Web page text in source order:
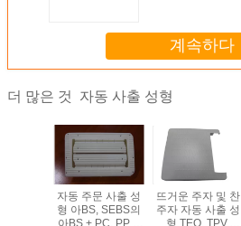
계속하다
더 많은 것 자동 사출 성형
자동 주문 사출 성
형 아BS, SEBS의
아BS + PC, PP +
뜨거운 주자 및 찬
주자 자동 사출 성
형 TEO, TPV,